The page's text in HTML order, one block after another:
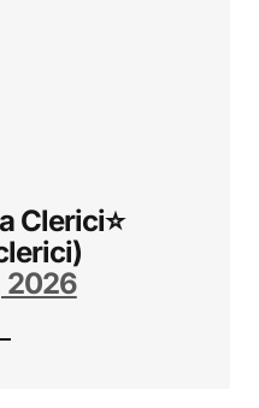
Clerici⭐️
2026